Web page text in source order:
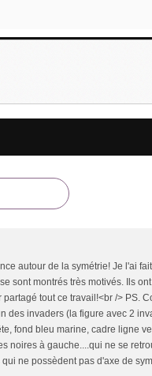
autour de la symétrie! Je l'ai
sont montrés très motivés. Ils
tout ce travail!<br /> PS.
des invaders (la figure avec 2
fond bleu marine, cadre ligne
noires à gauche....qui ne se
ne possèdent pas d'axe de